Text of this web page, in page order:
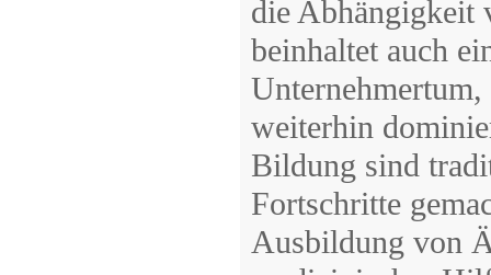
die Abhängigkeit
beinhaltet auch
weiterhin
Bildung sind
Fortschritte
Ausbildung von